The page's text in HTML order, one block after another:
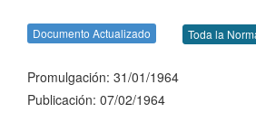
Documento Actualizado Toda la
Promulgación: 31/01/1964
Publicación: 07/02/1964